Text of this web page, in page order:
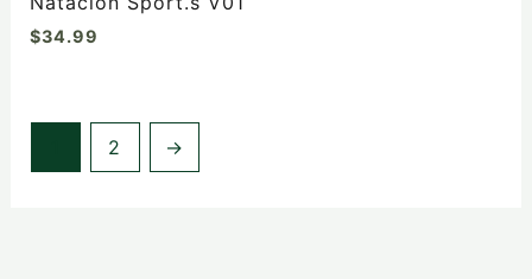
$34.99
2 →